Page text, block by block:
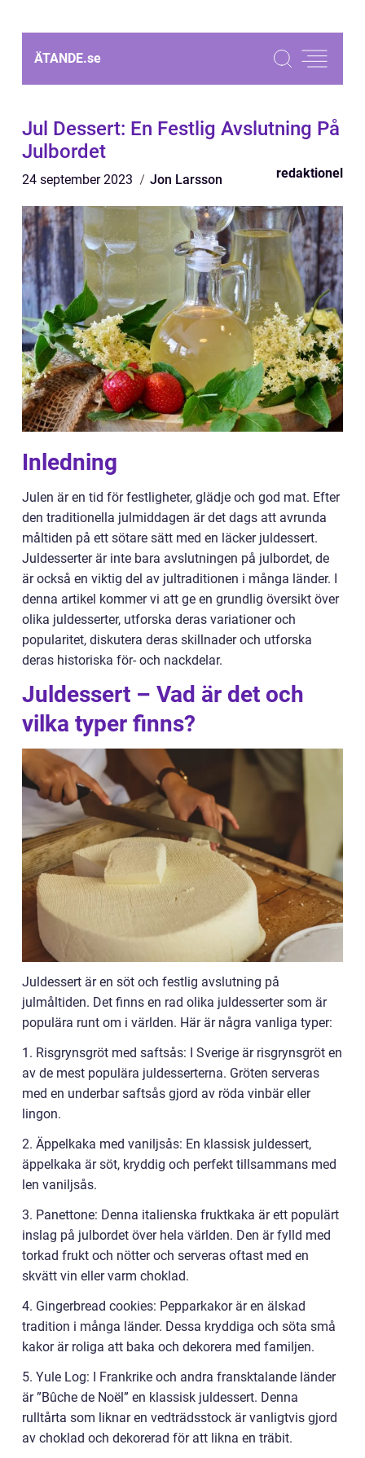
ÄTANDE.se
Jul Dessert: En Festlig Avslutning På
Julbordet
24 september 2023 Jon Larsson redaktionel
Inledning
Julen är en tid för festligheter, glädje och god mat. Efter
den traditionella julmiddagen är det dags att avrunda
måltiden på ett sötare sätt med en läcker juldessert.
Juldesserter är inte bara avslutningen på julbordet, de
är också en viktig del av jultraditionen i många länder. I
denna artikel kommer vi att ge en grundlig översikt över
olika juldesserter, utforska deras variationer och
popularitet, diskutera deras skillnader och utforska
deras historiska för- och nackdelar.
Juldessert – Vad är det och
vilka typer finns?
Juldessert är en söt och festlig avslutning på
julmåltiden. Det finns en rad olika juldesserter som är
populära runt om i världen. Här är några vanliga typer:
1. Risgrynsgröt med saftsås: I Sverige är risgrynsgröt en
av de mest populära juldesserterna. Gröten serveras
med en underbar saftsås gjord av röda vinbär eller
lingon.
2. Äppelkaka med vaniljsås: En klassisk juldessert,
äppelkaka är söt, kryddig och perfekt tillsammans med
len vaniljsås.
3. Panettone: Denna italienska fruktkaka är ett populärt
inslag på julbordet över hela världen. Den är fylld med
torkad frukt och nötter och serveras oftast med en
skvätt vin eller varm choklad.
4. Gingerbread cookies: Pepparkakor är en älskad
tradition i många länder. Dessa kryddiga och söta små
kakor är roliga att baka och dekorera med familjen.
5. Yule Log: I Frankrike och andra fransktalande länder
är ”Bûche de Noël” en klassisk juldessert. Denna
rulltårta som liknar en vedträdsstock är vanligtvis gjord
av choklad och dekorerad för att likna en träbit.